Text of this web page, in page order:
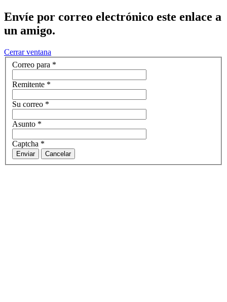
Envíe por correo electrónico este enlace a
un amigo.
Cerrar ventana
Correo para *
Remitente *
Su correo *
Asunto *
Captcha *
Enviar Cancelar